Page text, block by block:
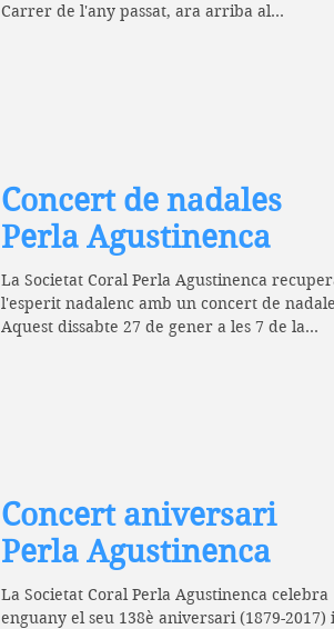
Carrer de l'any passat, ara arriba al...
Concert de nadales
Perla Agustinenca
La Societat Coral Perla Agustinenca
l'esperit nadalenc amb un concert de
Aquest dissabte 27 de gener a les 7 de la...
Concert aniversari
Perla Agustinenca
La Societat Coral Perla Agustinenca celebra
enguany el seu 138è aniversari (1879-2017) i